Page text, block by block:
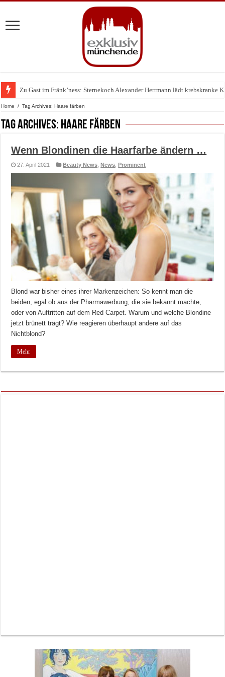
Zu Gast im Fränk’ness: Sternekoch Alexander Herrmann lädt krebskranke
Warum München gerade zum Treffpunkt der Lingerie-Branche wurde
Home / Tag Archives: Haare färben
Tag Archives: Haare färben
Wenn Blondinen die Haarfarbe ändern …
27. April 2021 Beauty News ,News ,Prominent
Blond war bisher eines ihrer Markenzeichen: So kennt man die
beiden, egal ob aus der Pharmawerbung, die sie bekannt machte,
oder von Auftritten auf dem Red Carpet. Warum und welche Blondine
jetzt brünett trägt? Wie reagieren überhaupt andere auf das
Nichtblond?
Mehr